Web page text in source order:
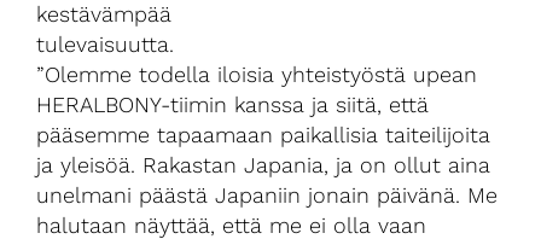
kestävämpää
tulevaisuutta.
”Olemme todella iloisia yhteistyöstä upean
HERALBONY-tiimin kanssa ja siitä, että
pääsemme tapaamaan paikallisia taiteilijoita
ja yleisöä. Rakastan Japania, ja on ollut aina
unelmani päästä Japaniin jonain päivänä. Me
halutaan näyttää, että me ei olla vaan